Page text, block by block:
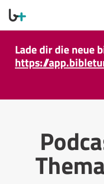
Wir machen eine
Podcast wieder da